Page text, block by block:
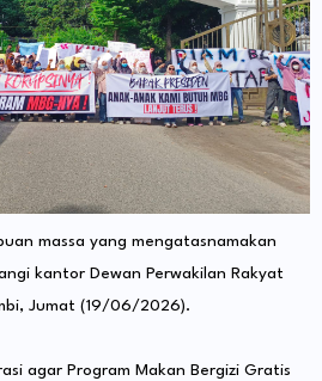
massa yang mengatasnamakan
kantor Dewan Perwakilan Rakyat
Jumat (19/06/2026).
agar Program Makan Bergizi Gratis